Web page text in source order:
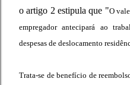
o artigo 2 estipula que "O
empregador antecipará ao
despesas de deslocamento
Trata-se de benefício de